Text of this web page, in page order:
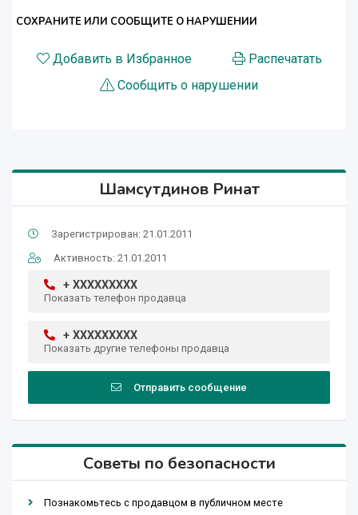
СОХРАНИТЕ ИЛИ СООБЩИТЕ О НАРУШЕНИИ
Добавить в Избранное
Распечатать
Сообщить о нарушении
Шамсутдинов Ринат
Зарегистрирован: 21.01.2011
Активность: 21.01.2011
+ XXXXXXXXX
Показать телефон продавца
+ XXXXXXXXX
Показать другие телефоны продавца
Отправить сообщение
Советы по безопасности
Познакомьтесь с продавцом в публичном месте